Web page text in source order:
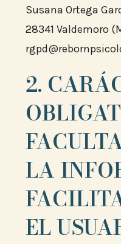
Susana Ortega
28341 Valdemoro
2.
LA
EL